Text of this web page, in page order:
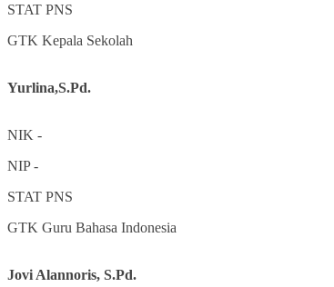
STAT PNS
GTK Kepala Sekolah
Yurlina,S.Pd.
NIK -
NIP-
STAT PNS
GTK Guru Bahasa Indonesia
Jovi Alannoris, S.Pd.